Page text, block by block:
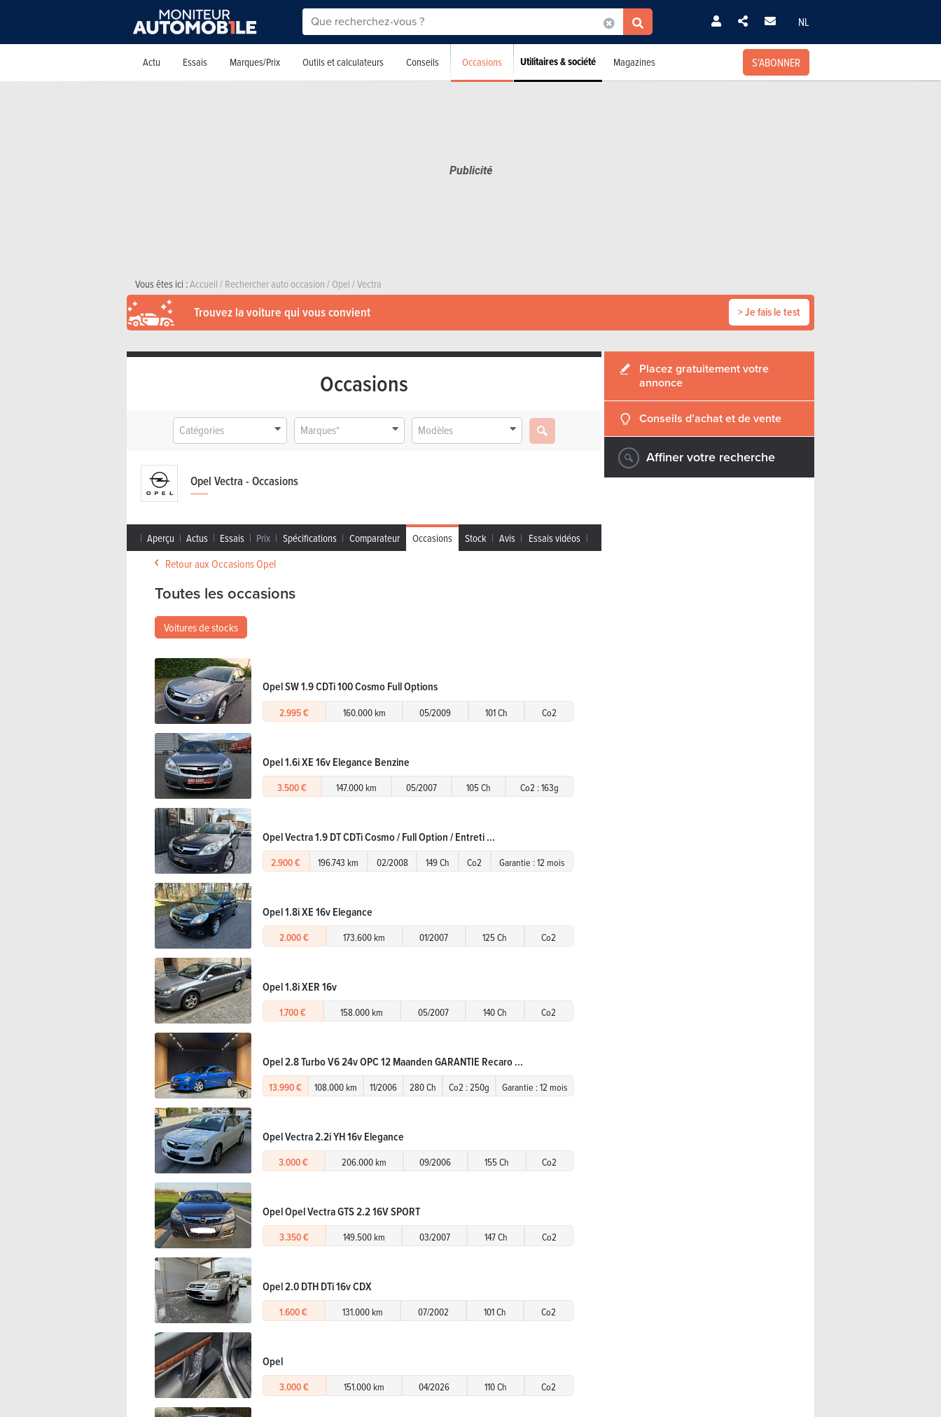
NL
Actu Essais Marques/Prix Outils et calculateurs Conseils Occasions Utilitaires & société Magazines S'ABONNER
Vous êtes ici :Accueil/Rechercher auto occasion/Opel/Vectra
Trouvez la voiture qui vous convient > Je fais le test
Occasions
Catégories Marques* Modèles
Opel Vectra - Occasions
Aperçu Actus Essais Prix Spécifications Comparateur Occasions Stock Avis Essais vidéos
Retour aux Occasions Opel
Toutes les occasions
Voitures de stocks
Opel SW 1.9 CDTi 100 Cosmo Full Options
2.995 € 160.000 km 05/2009 101 Ch Co2
Opel 1.6i XE 16v Elegance Benzine
3.500 € 147.000 km 05/2007 105 Ch Co2 : 163g
Opel Vectra 1.9 DT CDTi Cosmo / Full Option / Entreti ...
2.900 € 196.743 km 02/2008 149 Ch Co2 Garantie : 12 mois
Opel 1.8i XE 16v Elegance
2.000 € 173.600 km 01/2007 125 Ch Co2
Opel 1.8i XER 16v
1.700 € 158.000 km 05/2007 140 Ch Co2
Opel 2.8 Turbo V6 24v OPC 12 Maanden GARANTIE Recaro ...
13.990 € 108.000 km 11/2006 280 Ch Co2 : 250g Garantie : 12 mois
Opel Vectra 2.2i YH 16v Elegance
3.000 € 206.000 km 09/2006 155 Ch Co2
Opel Opel Vectra GTS 2.2 16V SPORT
3.350 € 149.500 km 03/2007 147 Ch Co2
Opel 2.0 DTH DTi 16v CDX
1.600 € 131.000 km 07/2002 101 Ch Co2
Opel
3.000 € 151.000 km 04/2026 110 Ch Co2
Placez gratuitement votre
annonce
Conseils d’achat et de vente
Affiner votre recherche